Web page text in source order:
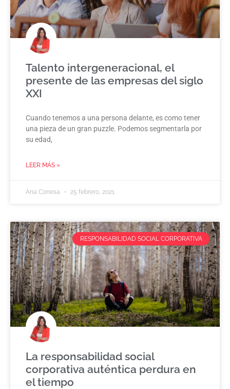
Talento intergeneracional, el
presente de las empresas del siglo
XXI
Cuando tenemos a una persona delante, es como tener
una pieza de un gran puzzle. Podemos segmentarla por
su edad,
LEER MÁS »
Ana Conesa 25 febrero, 2021
RESPONSABILIDAD SOCIAL CORPORATIVA
La responsabilidad social
corporativa auténtica perdura en
el tiempo